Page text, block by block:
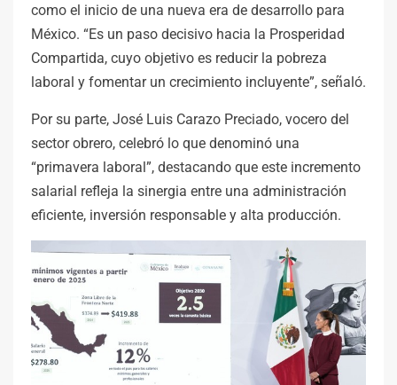
como el inicio de una nueva era de desarrollo para
México. “Es un paso decisivo hacia la Prosperidad
Compartida, cuyo objetivo es reducir la pobreza
laboral y fomentar un crecimiento incluyente”, señaló.
Por su parte, José Luis Carazo Preciado, vocero del
sector obrero, celebró lo que denominó una
“primavera laboral”, destacando que este incremento
salarial refleja la sinergia entre una administración
eficiente, inversión responsable y alta producción.